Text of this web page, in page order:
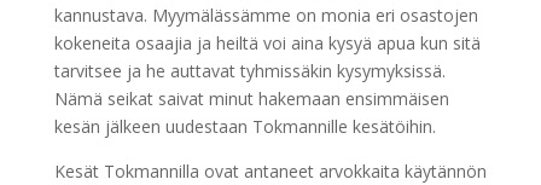
kannustava. Myymälässämme on monia eri osastojen
kokeneita osaajia ja heiltä voi aina kysyä apua kun sitä
tarvitsee ja he auttavat tyhmissäkin kysymyksissä.
Nämä seikat saivat minut hakemaan ensimmäisen
kesän jälkeen uudestaan Tokmannille kesätöihin.
Kesät Tokmannilla ovat antaneet arvokkaita käytännön